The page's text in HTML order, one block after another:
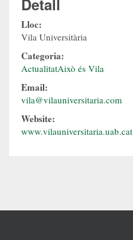
Detall
Lloc:
Vila Universitària
Categoria:
ActualitatAixò és Vila
Email:
vila@vilauniversitaria.com
Website:
www.vilauniversitaria.uab.cat